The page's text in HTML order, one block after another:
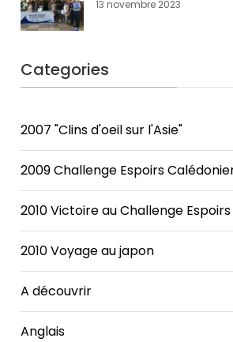
13 novembre 2023
Categories
2007 "Clins d'oeil sur l'Asie"
2009 Challenge Espoirs
2010 Victoire au Challenge Espoirs
2010 Voyage au japon
A découvrir
Anglais